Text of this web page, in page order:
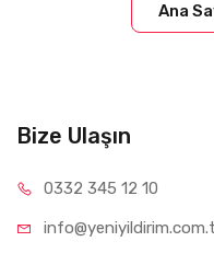
Ana
Bize Ulaşın
0332 345 12 10
info@yeniyil